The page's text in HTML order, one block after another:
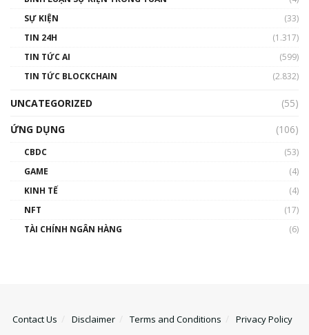
SỰ KIỆN
(33)
TIN 24H
(1.317)
TIN TỨC AI
(599)
TIN TỨC BLOCKCHAIN
(2.832)
UNCATEGORIZED
(55)
ỨNG DỤNG
(106)
CBDC
(53)
GAME
(4)
KINH TẾ
(4)
NFT
(17)
TÀI CHÍNH NGÂN HÀNG
(6)
Contact Us Disclaimer Terms and Conditions Privacy Policy